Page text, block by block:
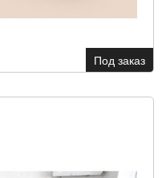
Под заказ